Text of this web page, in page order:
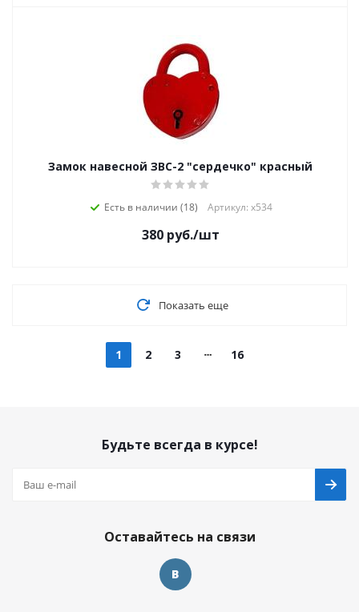
Замок навесной ЗВС-2 "сердечко" красный
Есть в наличии (18) Артикул: х534
380руб./шт
Показать еще
1 2 3 16
Будьте всегда в курсе!
Оставайтесь на связи